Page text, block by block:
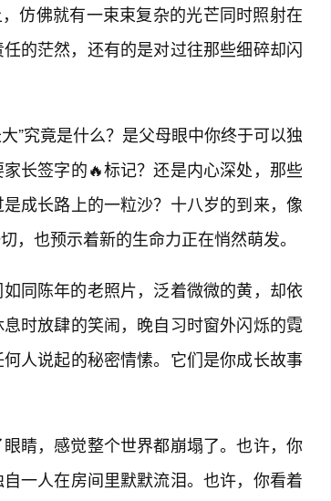
仿佛就有一束束复杂的光芒同时照射在
的茫然，还有的是对过往那些细碎却闪
”究竟是什么？是父母眼中你终于可以独
长签字的🔥标记？还是内心深处，那些
成长路上的一粒沙？十八岁的到来，像
，也预示着新的生命力正在悄然萌发。
同陈年的老照片，泛着微微的黄，却依
时放肆的笑闹，晚自习时窗外闪烁的霓
人说起的秘密情愫。它们是你成长故事
睛，感觉整个世界都崩塌了。也许，你
一人在房间里默默流泪。也许，你看着